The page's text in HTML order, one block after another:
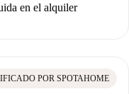
en el alquiler
POR SPOTAHOME